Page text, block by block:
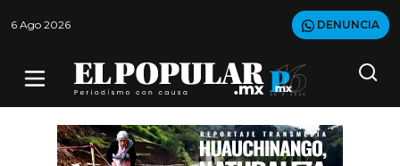
6 Ago 2026 DENUNCIA